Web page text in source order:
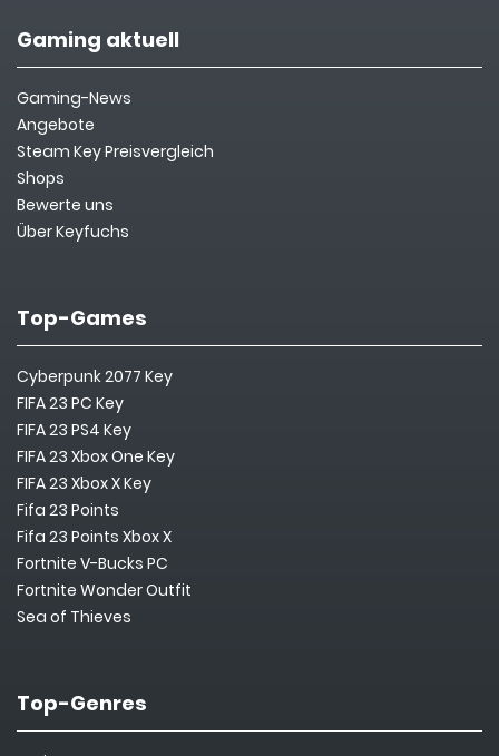
Gaming aktuell
Gaming-News
Angebote
Steam Key Preisvergleich
Shops
Bewerte uns
Über Keyfuchs
Top-Games
Cyberpunk 2077 Key
FIFA 23 PC Key
FIFA 23 PS4 Key
FIFA 23 Xbox One Key
FIFA 23 Xbox X Key
Fifa 23 Points
Fifa 23 Points Xbox X
Fortnite V-Bucks PC
Fortnite Wonder Outfit
Sea of Thieves
Top-Genres